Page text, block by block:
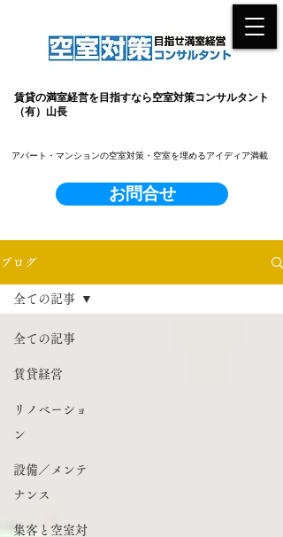
賃貸の満室経営を目指すなら空室対策コンサルタント
（有）山長
お問合せ
​アパート・マンションの空室対策・空室を埋めるアイディア満載
ブログ
全ての記事
賃貸経営
リノベーショ
ン
設備／メンテ
ナンス
集客と空室対
全ての記事